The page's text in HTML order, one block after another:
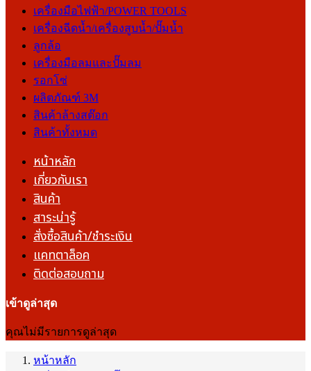
เครื่องมือไฟฟ้า/POWER TOOLS
เครื่องฉีดน้ำ/เครื่องสูบน้ำ/ปั๊มน้ำ
ลูกล้อ
เครื่องมือลมและปั๊มลม
รอกโซ่
ผลิตภัณฑ์ 3M
สินค้าล้างสต๊อก
สินค้าทั้งหมด
หน้าหลัก
เกี่ยวกับเรา
สินค้า
สาระน่ารู้
สั่งซื้อสินค้า/ชำระเงิน
แคทตาล็อค
ติดต่อสอบถาม
เข้าดูล่าสุด
คุณไม่มีรายการดูล่าสุด
หน้าหลัก